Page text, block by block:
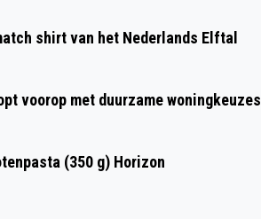
DORY
shirt van het Nederlands Elftal
voorop met duurzame woningkeuzes
(350 g) Horizon